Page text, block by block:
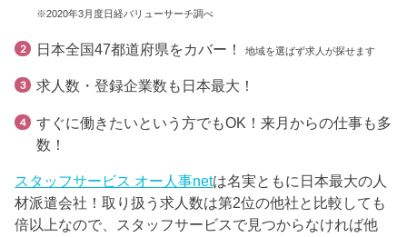
※2020年3月度日経バリューサーチ調べ
日本全国47都道府県をカバー！ 地域を選ばず求人が探せます
求人数・登録企業数も日本最大！
すぐに働きたいという方でもOK！来月からの仕事も多
数！
スタッフサービス オー人事netは名実ともに日本最大の人
材派遣会社！取り扱う求人数は第2位の他社と比較しても
倍以上なので、スタッフサービスで見つからなければ他